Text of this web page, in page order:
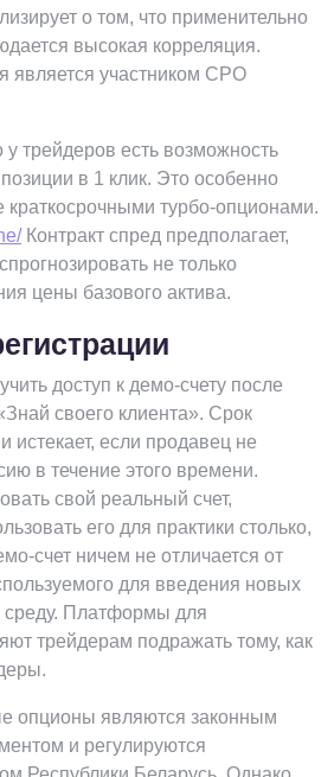
о том, что применительно
высокая корреляция.
является участником СРО
трейдеров есть возможность
в 1 клик. Это особенно
краткосрочными турбо-опционами.
Контракт спред предполагает,
не только
цены базового актива.
доступ к демо-счету после
своего клиента». Срок
истекает, если продавец не
в течение этого времени.
свой реальный счет,
его для практики столько,
счет ничем не отличается от
для введения новых
среду. Платформы для
трейдерам подражать тому, как
опционы являются законным
и регулируются